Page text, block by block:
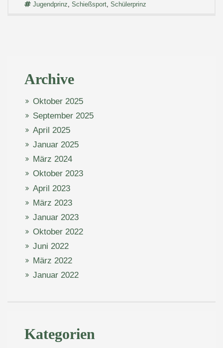
Jugendprinz, Schießsport, Schülerprinz
Archive
Oktober 2025
September 2025
April 2025
Januar 2025
März 2024
Oktober 2023
April 2023
März 2023
Januar 2023
Oktober 2022
Juni 2022
März 2022
Januar 2022
Kategorien